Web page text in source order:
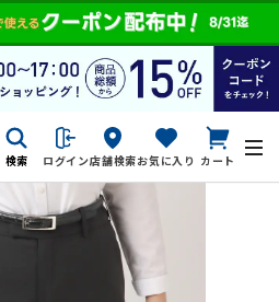
検索 ログイン店舗検索お気に入り カート